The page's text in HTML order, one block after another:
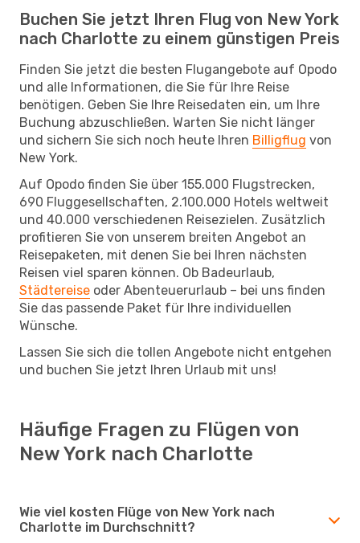
Buchen Sie jetzt Ihren Flug von New York
nach Charlotte zu einem günstigen Preis
Finden Sie jetzt die besten Flugangebote auf Opodo
und alle Informationen, die Sie für Ihre Reise
benötigen. Geben Sie Ihre Reisedaten ein, um Ihre
Buchung abzuschließen. Warten Sie nicht länger
und sichern Sie sich noch heute Ihren Billigflug von
New York.
Auf Opodo finden Sie über 155.000 Flugstrecken,
690 Fluggesellschaften, 2.100.000 Hotels weltweit
und 40.000 verschiedenen Reisezielen. Zusätzlich
profitieren Sie von unserem breiten Angebot an
Reisepaketen, mit denen Sie bei Ihren nächsten
Reisen viel sparen können. Ob Badeurlaub,
Städtereise oder Abenteuerurlaub – bei uns finden
Sie das passende Paket für Ihre individuellen
Wünsche.
Lassen Sie sich die tollen Angebote nicht entgehen
und buchen Sie jetzt Ihren Urlaub mit uns!
Häufige Fragen zu Flügen von
New York nach Charlotte
Wie viel kosten Flüge von New York nach
Charlotte im Durchschnitt?